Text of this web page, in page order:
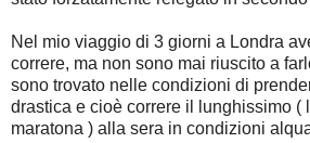
Nel mio viaggio di 3 giorni a Londra
correre, ma non sono mai riuscito a
sono trovato nelle condizioni di
drastica e cioè correre il lunghissimo (
maratona ) alla sera in condizioni